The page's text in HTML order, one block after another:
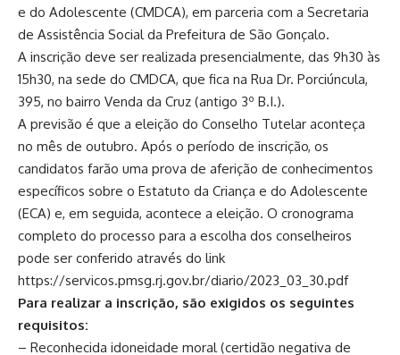
e do Adolescente (CMDCA), em parceria com a Secretaria
de Assistência Social da Prefeitura de São Gonçalo.
A inscrição deve ser realizada presencialmente, das 9h30 às
15h30, na sede do CMDCA, que fica na Rua Dr. Porciúncula,
395, no bairro Venda da Cruz (antigo 3º B.I.).
A previsão é que a eleição do Conselho Tutelar aconteça
no mês de outubro. Após o período de inscrição, os
candidatos farão uma prova de aferição de conhecimentos
específicos sobre o Estatuto da Criança e do Adolescente
(ECA) e, em seguida, acontece a eleição. O cronograma
completo do processo para a escolha dos conselheiros
pode ser conferido através do link
https://servicos.pmsg.rj.gov.br/diario/2023_03_30.pdf
Para realizar a inscrição, são exigidos os seguintes
requisitos:
– Reconhecida idoneidade moral (certidão negativa de